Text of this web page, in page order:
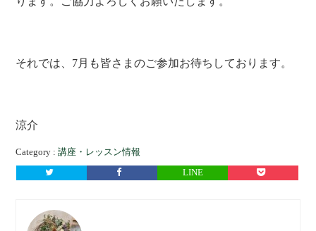
それでは、7月も皆さまのご参加お待ちしております。
涼介
Category :講座・レッスン情報
LINE